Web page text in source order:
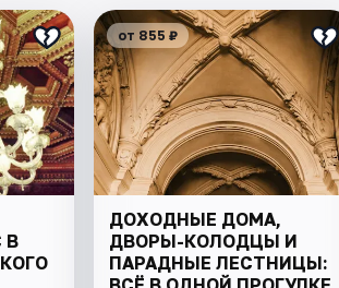
В
от 855 ₽
ДОХОДНЫЕ ДОМА,
ДВОРЫ-КОЛОДЦЫ И
ПАРАДНЫЕ ЛЕСТНИЦЫ: